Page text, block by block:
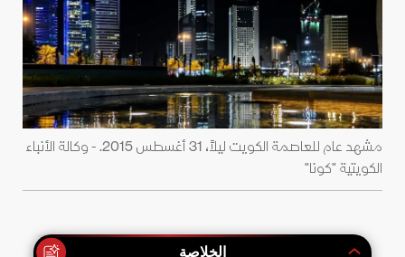
مشهد عام للعاصمة الكويت ليلاً، 31 أغسطس 2015. - وكالة الأنباء
الكويتية "كونا"
الخلاصة